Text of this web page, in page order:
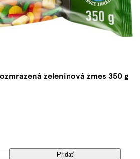
zeleninová zmes 350 g
Pridať